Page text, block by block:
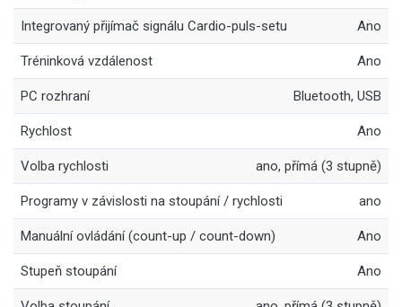
Integrovaný přijímač signálu Cardio-puls-setu Ano
Tréninková vzdálenost Ano
PC rozhraní Bluetooth, USB
Rychlost Ano
Volba rychlosti ano, přímá (3 stupně)
Programy v závislosti na stoupání / rychlosti ano
Manuální ovládání (count-up / count-down) Ano
Stupeň stoupání Ano